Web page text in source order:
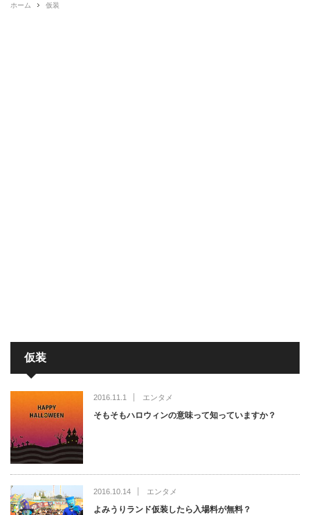
ホーム 仮装
仮装
2016.11.1 エンタメ
そもそもハロウィンの意味って知っていますか？
2016.10.14 エンタメ
よみうりランド仮装したら入場料が無料？